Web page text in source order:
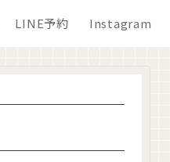
LINE予約 Instagram